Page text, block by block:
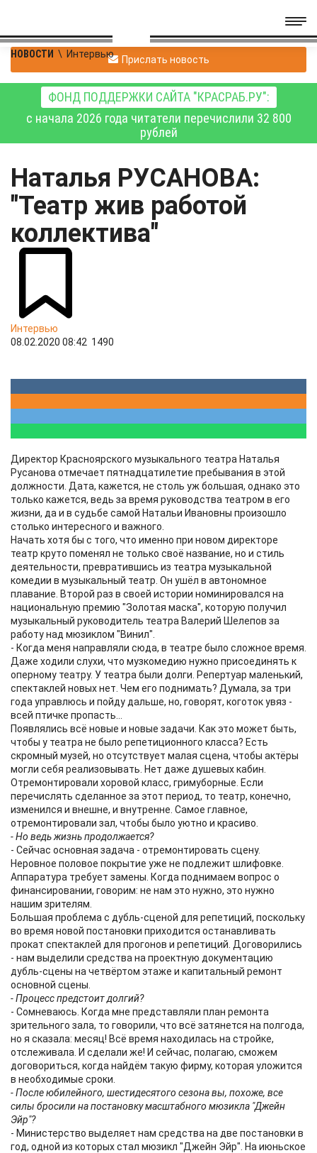
НОВОСТИ \ Интервью Прислать новость
ФОНД ПОДДЕРЖКИ САЙТА "КРАСРАБ.РУ":
с начала 2026 года читатели перечислили 32 800
рублей
Наталья РУСАНОВА:
"Театр жив работой
коллектива"
Интервью
08.02.2020 08:42 1490
Директор Красноярского музыкального театра Наталья
Русанова отмечает пятнадцатилетие пребывания в этой
должности. Дата, кажется, не столь уж большая, однако это
только кажется, ведь за время руководства театром в его
жизни, да и в судьбе самой Натальи Ивановны произошло
столько интересного и важного.
Начать хотя бы с того, что именно при новом директоре
театр круто поменял не только своё название, но и стиль
деятельности, превратившись из театра музыкальной
комедии в музыкальный театр. Он ушёл в автономное
плавание. Второй раз в своей истории номинировался на
национальную премию "Золотая маска", которую получил
музыкальный руководитель театра Валерий Шелепов за
работу над мюзиклом "Винил".
- Когда меня направляли сюда, в театре было сложное время.
Даже ходили слухи, что музкомедию нужно присоединять к
оперному театру. У театра были долги. Репертуар маленький,
спектаклей новых нет. Чем его поднимать? Думала, за три
года управлюсь и пойду дальше, но, говорят, коготок увяз -
всей птичке пропасть...
Появлялись всё новые и новые задачи. Как это может быть,
чтобы у театра не было репетиционного класса? Есть
скромный музей, но отсутствует малая сцена, чтобы актёры
могли себя реализовывать. Нет даже душевых кабин.
Отремонтировали хоровой класс, гримуборные. Если
перечислять сделанное за этот период, то театр, конечно,
изменился и внешне, и внутренне. Самое главное,
отремонтировали зал, чтобы было уютно и красиво.
- Но ведь жизнь продолжается?
- Сейчас основная задача - отремонтировать сцену.
Неровное половое покрытие уже не подлежит шлифовке.
Аппаратура требует замены. Когда поднимаем вопрос о
финансировании, говорим: не нам это нужно, это нужно
нашим зрителям.
Большая проблема с дубль-сценой для репетиций, поскольку
во время новой постановки приходится останавливать
прокат спектаклей для прогонов и репетиций. Договорились
- нам выделили средства на проектную документацию
дубль-сцены на четвёртом этаже и капитальный ремонт
основной сцены.
- Процесс предстоит долгий?
- Сомневаюсь. Когда мне представляли план ремонта
зрительного зала, то говорили, что всё затянется на полгода,
но я сказала: месяц! Всё время находилась на стройке,
отслеживала. И сделали же! И сейчас, полагаю, сможем
договориться, когда найдём такую фирму, которая уложится
в необходимые сроки.
- После юбилейного, шестидесятого сезона вы, похоже, все
силы бросили на постановку масштабного мюзикла "Джейн
Эйр"?
- Министерство выделяет нам средства на две постановки в
год, одной из которых стал мюзикл "Джейн Эйр". На июньское